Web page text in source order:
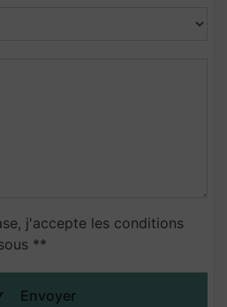
j'accepte les conditions
**
Envoyer